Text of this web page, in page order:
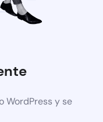
WordPress y se